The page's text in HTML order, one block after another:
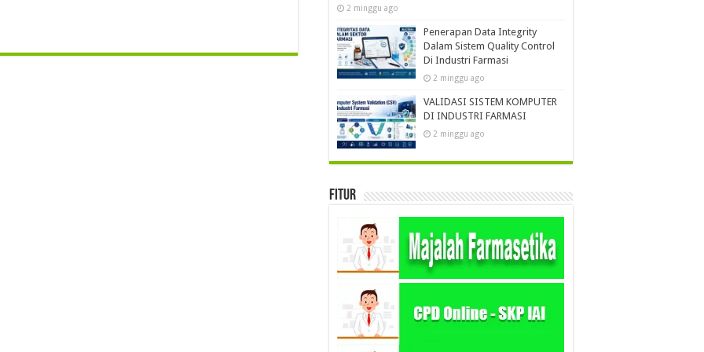
2 minggu ago
Penerapan Data Integrity
Dalam Sistem Quality Control
Di Industri Farmasi
2 minggu ago
VALIDASI SISTEM KOMPUTER
DI INDUSTRI FARMASI
2 minggu ago
Fitur